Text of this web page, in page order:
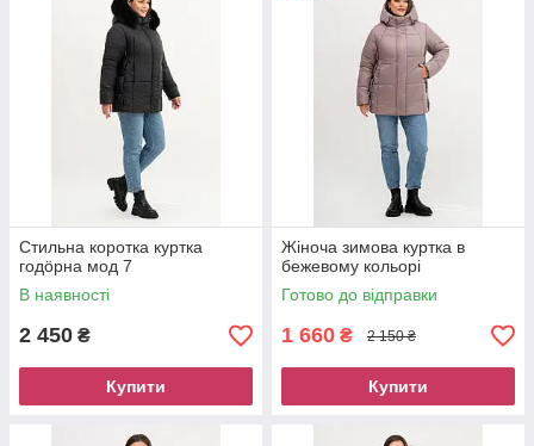
Стильна коротка куртка
годöрна мод 7
В наявності
2 450 ₴
Купити
Жіноча зимова куртка в
бежевому кольорі
Готово до відправки
1 660 ₴ 2 150 ₴
Купити